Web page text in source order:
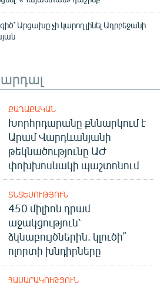
Արցախը չի կարող լինել Ադրբեջանի
ՔԱՂԱՔԱԿԱՆ
Խորհրդարանը քննարկում է
Արամ Վարդևանյանի
թեկնածությունը ԱԺ
փոխխոսնակի պաշտոնում
ՏՆՏԵՍՈՒԹՅՈՒՆ
450 միլիոն դրամ
աջակցություն՝
ձկնաբույծներին. կլուծի՞
ոլորտի խնդիրները
ՀԱՍԱՐԱԿՈՒԹՅՈՒՆ